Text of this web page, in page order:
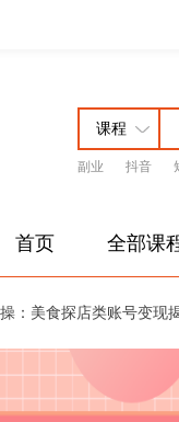
副业 抖音
首页 全部课
：美食探店类账号变现